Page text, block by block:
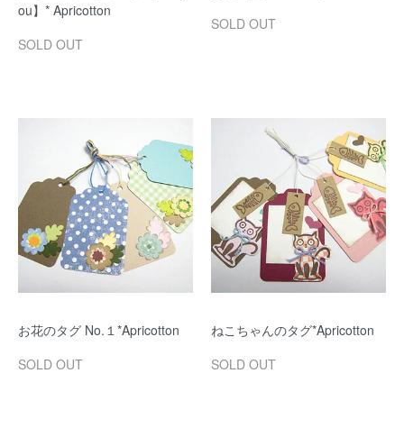
ou】* Apricotton
SOLD OUT
SOLD OUT
お花のタグ No.１*Apricotton
SOLD OUT
ねこちゃんのタグ*Apricotton
SOLD OUT